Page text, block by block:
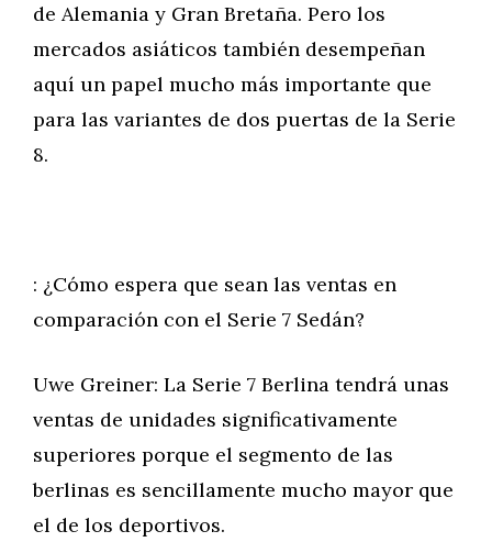
de Alemania y Gran Bretaña. Pero los
mercados asiáticos también desempeñan
aquí un papel mucho más importante que
para las variantes de dos puertas de la Serie
8.
: ¿Cómo espera que sean las ventas en
comparación con el Serie 7 Sedán?
Uwe Greiner: La Serie 7 Berlina tendrá unas
ventas de unidades significativamente
superiores porque el segmento de las
berlinas es sencillamente mucho mayor que
el de los deportivos.